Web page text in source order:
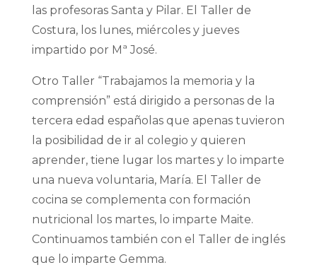
las profesoras Santa y Pilar. El Taller de
Costura, los lunes, miércoles y jueves
impartido por Mª José.
Otro Taller “Trabajamos la memoria y la
comprensión” está dirigido a personas de la
tercera edad españolas que apenas tuvieron
la posibilid ad de ir al colegio y quieren
aprender, tiene lugar los martes y lo imparte
una nueva voluntaria, María. El Taller de
cocina se complementa con formación
nutricional los martes, lo imparte Maite.
Continuamos también con el Taller de inglés
que lo imparte Gemma.